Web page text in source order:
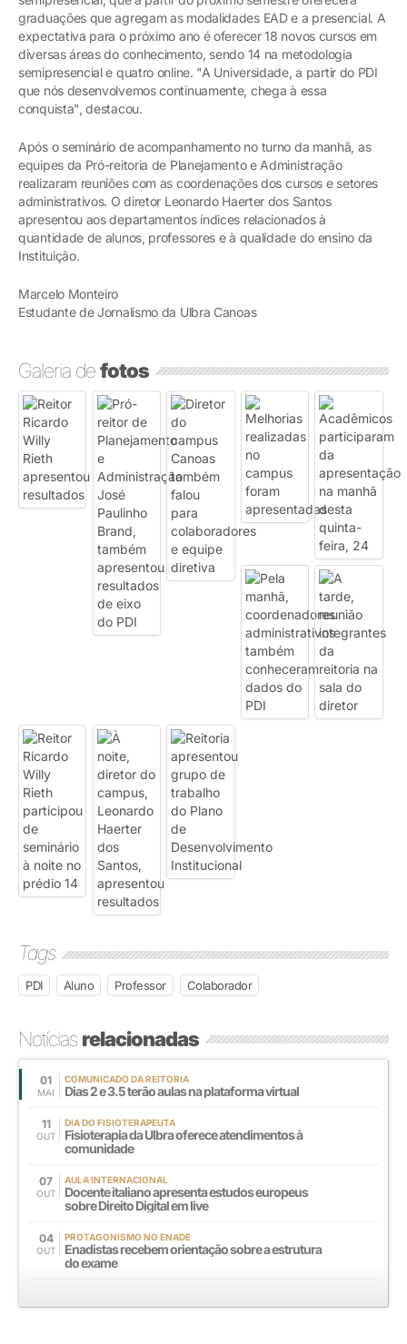
graduações que agregam as modalidades EAD e a presencial. A
expectativa para o próximo ano é oferecer 18 novos cursos em
diversas áreas do conhecimento, sendo 14 na metodologia
semipresencial e quatro online. "A Universidade, a partir do PDI
que nós desenvolvemos continuamente, chega à essa
conquista", destacou.
Após o seminário de acompanhamento no turno da manhã, as
equipes da Pró-reitoria de Planejamento e Administração
realizaram reuniões com as coordenações dos cursos e setores
administrativos. O diretor Leonardo Haerter dos Santos
apresentou aos departamentos índices relacionados à
quantidade de alunos, professores e à qualidade do ensino da
Instituição.
Marcelo Monteiro
Estudante de Jornalismo da Ulbra Canoas
Galeria defotos
Tags
PDI Aluno Professor Colaborador
Notíciasrelacionadas
01
MAI
COMUNICADO DA REITORIA
Dias 2 e 3.5 terão aulas na plataforma virtual
11
OUT
DIA DO FISIOTERAPEUTA
Fisioterapia da Ulbra oferece atendimentos à
comunidade
07
OUT
AULA INTERNACIONAL
Docente italiano apresenta estudos europeus
sobre Direito Digital em live
04
OUT
PROTAGONISMO NO ENADE
Enadistas recebem orientação sobre a estrutura
do exame